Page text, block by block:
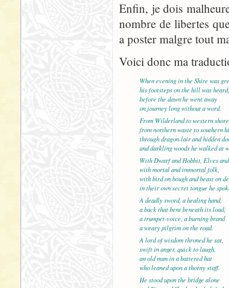
Enfin, je dois
nombre de libertes
a poster malgre tout
Voici donc ma
When evening in the Shire was
his footsteps on the hill was
before the dawn he went away
on journey long without a word.
From Wilderland to western
from northern waste to southern
through dragon-lair and hidden
and darkling woods he walked at
With Dwarf and Hobbit, Elves
with mortal and immortal folk,
with bird on bough and beast on
in their own secret tongue he
A deadly sword, a healing hand,
a back that bent beneath its load;
a trumpet-voice, a burning brand
a weary pilgrim on the road.
A lord of wisdom throned he sat,
swift in anger, quick to laugh,
an old man in a battered hat
who leaned upon a thorny staff.
He stood upon the bridge alone